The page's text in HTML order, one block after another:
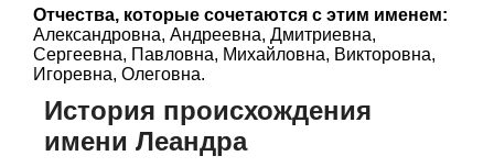
Отчества, которые сочетаются с этим именем:
Александровна, Андреевна, Дмитриевна,
Сергеевна, Павловна, Михайловна, Викторовна,
Игоревна, Олеговна.
История происхождения
имени Леандра